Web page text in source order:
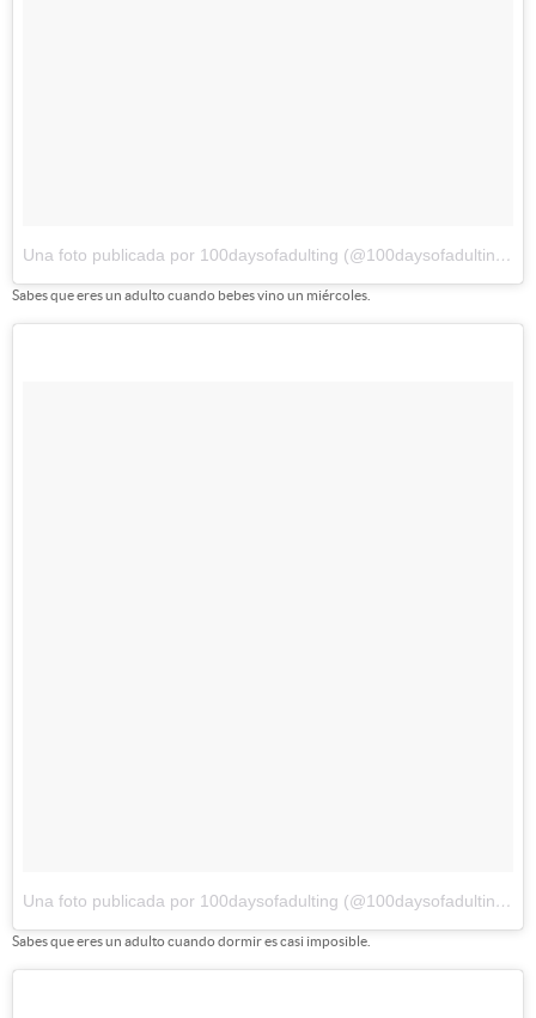
Una foto publicada por 100daysofadulting (@100daysofadulting)
Sabes que eres un adulto cuando bebes vino un miércoles.
Una foto publicada por 100daysofadulting (@100daysofadulting)
Sabes que eres un adulto cuando dormir es casi imposible.